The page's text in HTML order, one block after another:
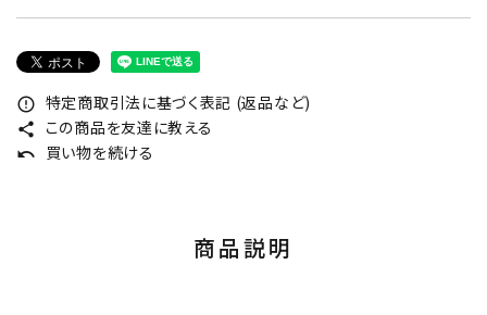
error_outline 特定商取引法に基づく表記 (返品など)
share この商品を友達に教える
undo 買い物を続ける
商品説明